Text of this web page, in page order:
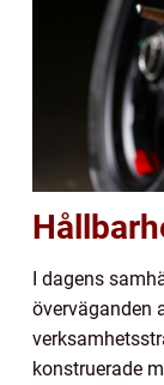
I dagens
överväganden
konstruerade